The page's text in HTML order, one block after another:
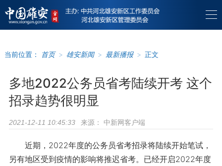
当前位置： 首页 > 雄安新闻 > 最新播报 > 正文
多地2022公务员省考陆续开考 这个
招录趋势很明显
2021-12-11 10:45:33 来源： 中新网客户端
近期，2022年度的公务员省考招录将陆续开始笔试，
另有地区受到疫情的影响将推迟省考。已经开启2022年度